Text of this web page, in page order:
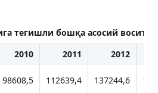
тегишли бошқа асосий
2010 2011
2012
98608,5 112639,4 137244,6